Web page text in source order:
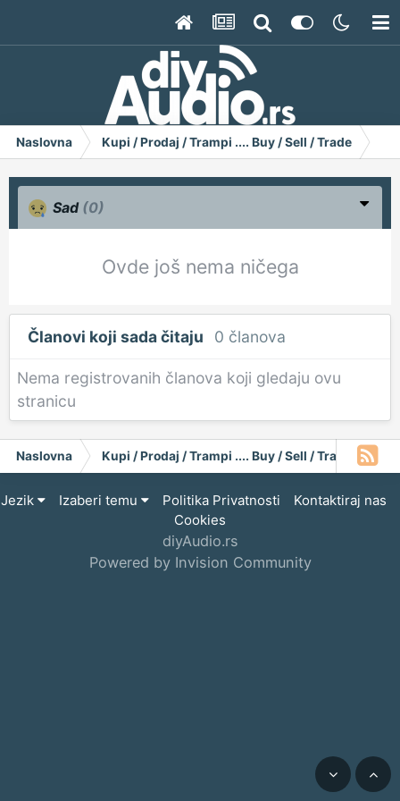
Naslovna Kupi / Prodaj / Trampi .... Buy / Sell / Trade
Sad (0)
Ovde još nema ničega
Članovi koji sada čitaju 0 članova
Nema registrovanih članova koji gledaju ovu
stranicu
Naslovna Kupi / Prodaj / Trampi .... Buy / Sell / Trade
Jezik Izaberi temu Politika Privatnosti
Kontaktiraj nas
Cookies
diyAudio.rs
Powered by Invision Community